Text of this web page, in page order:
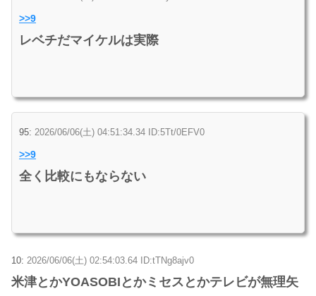
>>9
レベチだマイケルは実際
95: 2026/06/06(土) 04:51:34.34 ID:5Tt/0EFV0
>>9
全く比較にもならない
10: 2026/06/06(土) 02:54:03.64 ID:tTNg8ajv0
米津とかYOASOBIとかミセスとかテレビが無理矢